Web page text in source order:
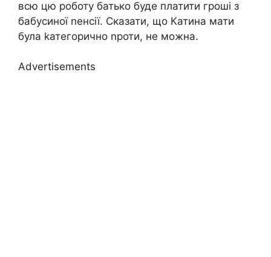
всю цю роботу батько буде платити гроші з
бабусиної nенсії. Сказати, що Катина мати
була kатегорично nроти, не можна.
Advertisements